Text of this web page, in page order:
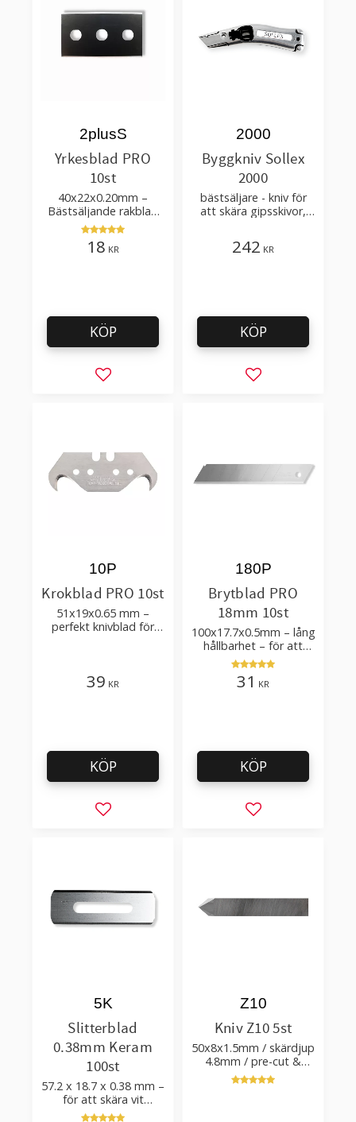
Yrkesblad PRO
10st
40x22x0.20mm –
Bästsäljande rakblad
för att skära tapet, tyg,
filt, hobby bruk
2plusS
18 KR
Lägg till i favoriter
KÖP
Byggkniv Sollex
2000
bästsäljare - kniv för
att skära gipsskivor,
2000
242 KR
Lägg till i
KÖP
Krokblad PRO 10st
51x19x0.65 mm –
perfekt knivblad för
10P
39 KR
Lägg till i favoriter
KÖP
Brytblad PRO
18mm 10st
100x17.7x0.5mm – lång
hållbarhet – för att
skära kartong, tapet
och golvmaterial
180P
31 KR
Lägg till i
KÖP
Slitterblad
0.38mm Keram
100st
57.2 x 18.7 x 0.38 mm –
för att skära vit
plastfilm med tillsatser
5K
Kniv Z10 5st
50x8x1.5mm / skärdjup
4.8mm / pre-cut &
post-cut 0.84xTm /
skärvinkel 50°
Z10